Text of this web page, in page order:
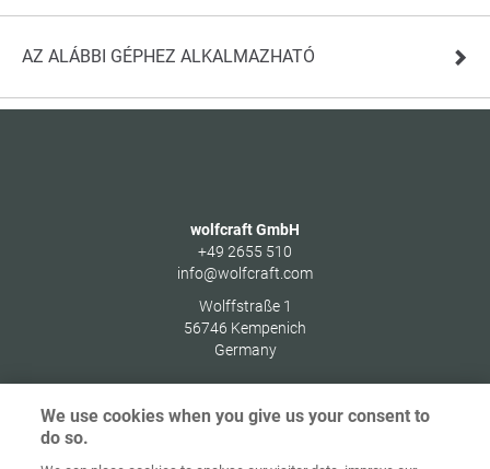
AZ ALÁBBI GÉPHEZ ALKALMAZHATÓ
wolfcraft GmbH
+49 2655 510
info@wolfcraft.com
Wolffstraße 1
56746 Kempenich
Germany
Indítóképernyő Kapcsolat Impresszum Adatvédelem
We use cookies when you give us your consent to
do so.